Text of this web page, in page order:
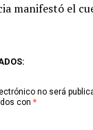
manifestó el
no será
con *